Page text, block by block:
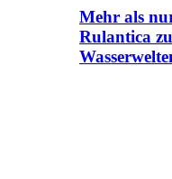
Mehr als
Rulantica